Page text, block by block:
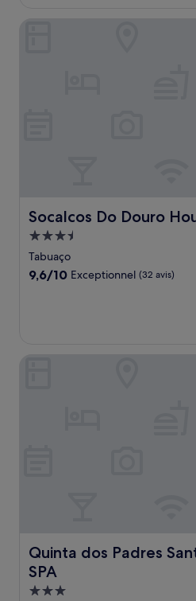
Socalcos Do Douro
Socalcos Do Douro House
Hébergement
3.5 étoiles
Tabuaço
9.6
9,6/10 Exceptionnel (32 avis)
Quinta dos Padres
SPA
Quinta dos Padres Santos -
Hébergement